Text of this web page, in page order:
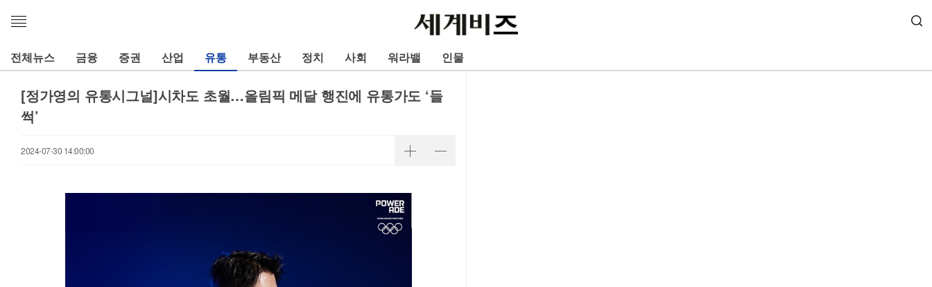
메
열
기
전체뉴스 금융 증권 산업 유통 부동산 정치 사회 워라밸 인물
[정가영의 유통시그널]시차도 초월…올림픽 메달 행진에 유통가도 ‘들
썩’
2024-07-30 14:00:00